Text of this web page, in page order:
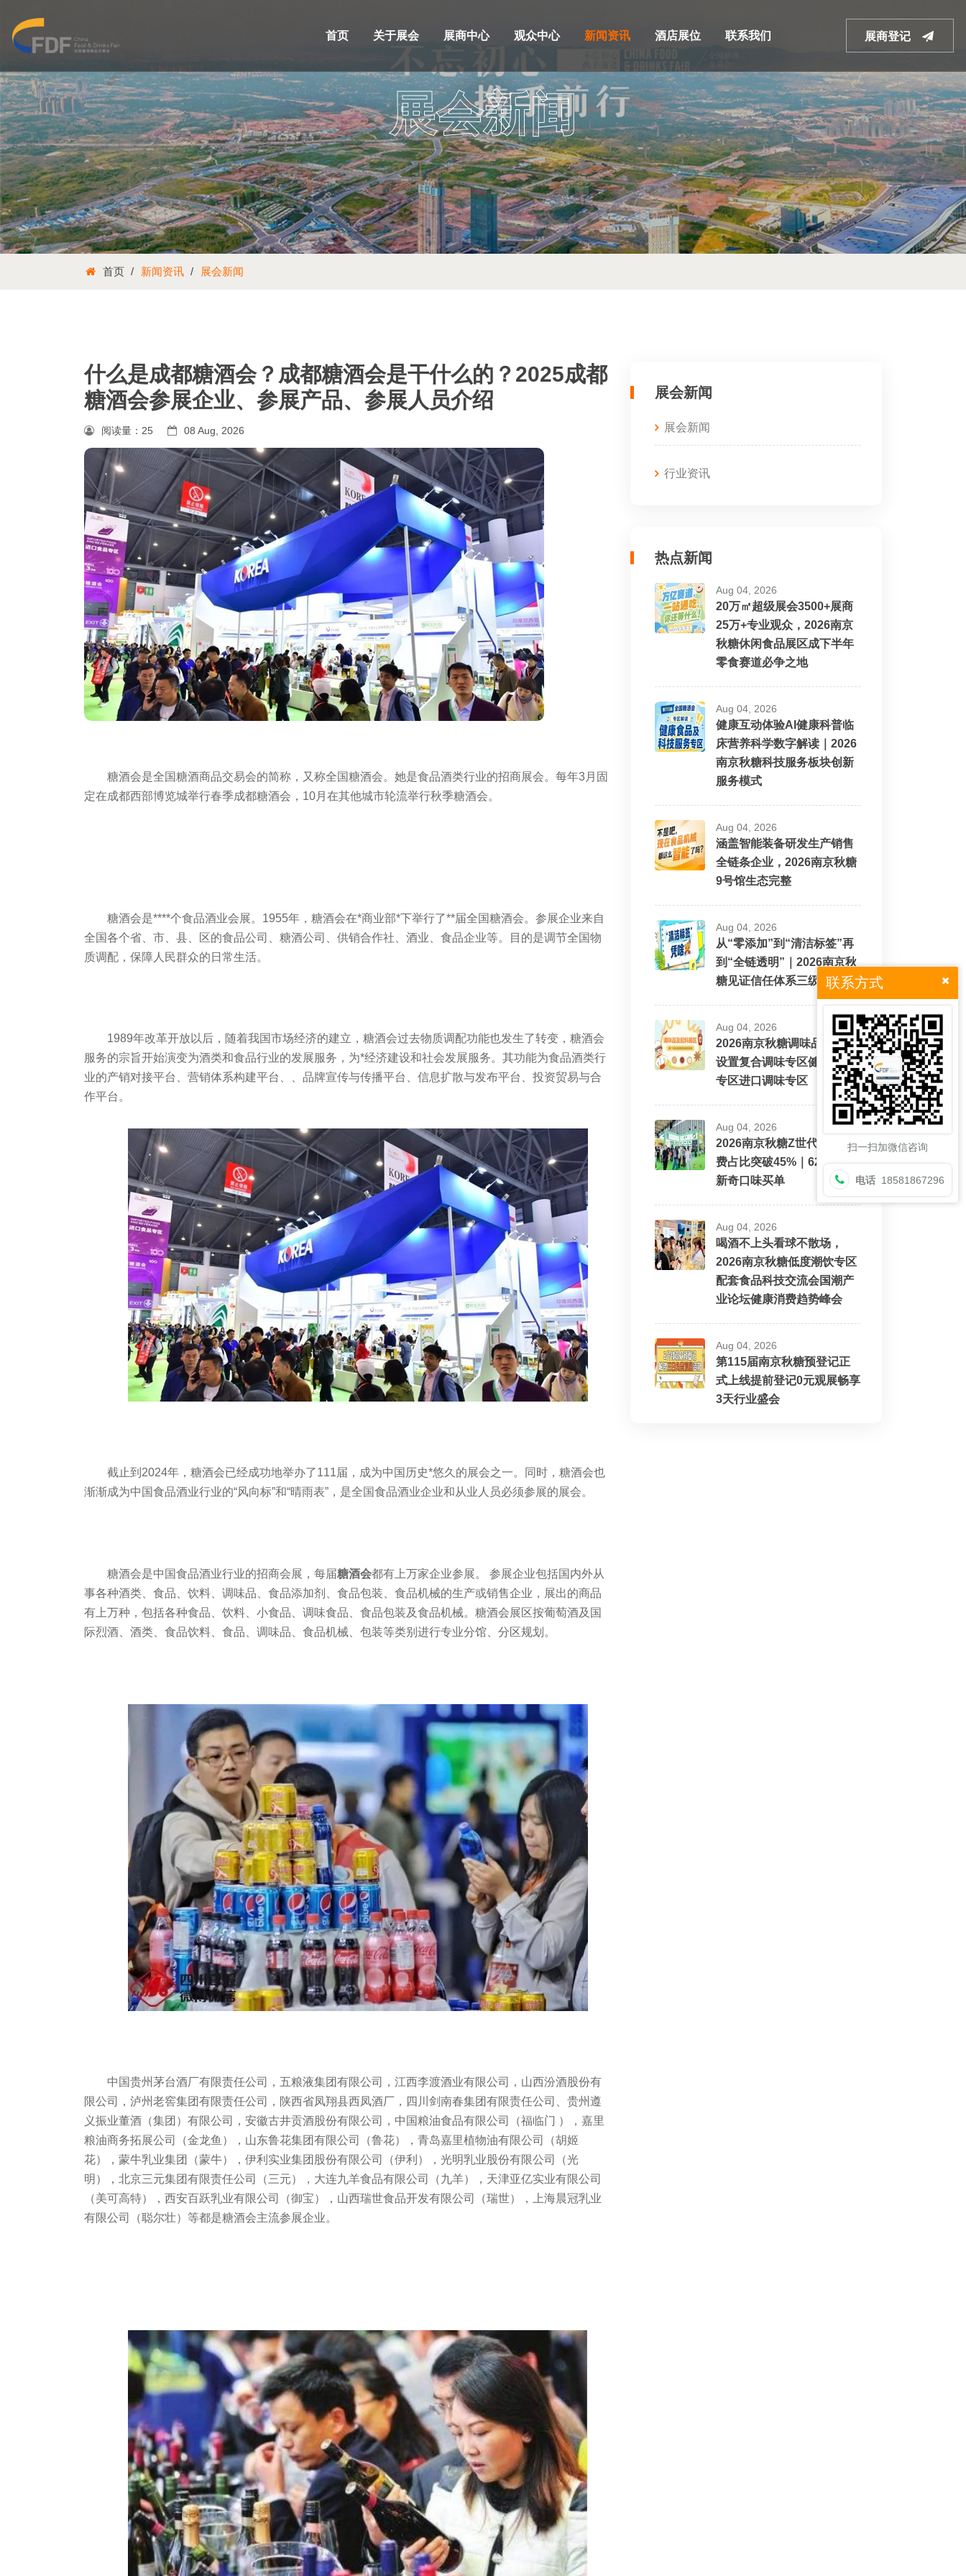
首页 关于展会 展商中心 观众中心 新闻资讯 酒店展位 联系我们 展商登记
展会新闻
首页 新闻资讯 展会新闻
什么是成都糖酒会？成都糖酒会是干什么的？2025成都
糖酒会参展企业、参展产品、参展人员介绍
阅读量： 25 08 Aug, 2026
糖酒会是全国糖酒商品交易会的简称，又称全国糖酒会。她是食品酒类行业的招商展会。每年3月固
定在成都西部博览城举行春季成都糖酒会 ，10月在其他城市轮流举行秋季糖酒会。
糖酒会是****个食品酒业会展。1955年，糖酒会在*商业部*下举行了**届全国糖酒会。参展企业来自
全国各个省、市、县、区的食品公司、糖酒公司、供销合作社、酒业、食品企业等。目的是调节全国物
质调配，保障人民群众的日常生活。
1989年改革开放以后，随着我国市场经济的建立，糖酒会过去物质调配功能也发生了转变，糖酒会
服务的宗旨开始演变为酒类和食品行业的发展服务，为*经济建设和社会发展服务。其功能为食品酒类行
业的产销对接平台、营销体系构建平台、、品牌宣传与传播平台、信息扩散与发布平台、投资贸易与合
作平台。
截止到2024年，糖酒会已经成功地举办了111届，成为中国历史*悠久的展会之一。同时，糖酒会也
渐渐成为中国食品酒业行业的“风向标”和“晴雨表”，是全国食品酒业企业和从业人员必须参展的展会。
糖酒会是中国食品酒业行业的招商会展， 每届糖酒会都有上万家企业参展。 参展企业包括国内外从
事各种酒类、食品、饮料、调味品、食品添加剂、食品包装、食品机械的生产或销售企业，展出的商品
有上万种，包括各种食品、饮料、小食品、调味食品、食品包装及食品机械。糖酒会展区按葡萄酒及国
际烈酒、酒类、食品饮料、食品、调味品、食品机械、包装等类别进行专业分馆、分区规划。
中国贵州茅台酒厂有限责任公司，五粮液集团有限公司，江西李渡酒业有限公司，山西汾酒股份有
限公司，泸州老窖集团有限责任公司，陕西省凤翔县西凤酒厂，四川剑南春集团有限责任公司、贵州遵
义振业董酒（集团）有限公司，安徽古井贡酒股份有限公司，中国粮油食品有限公司（福临门 ），嘉里
粮油商务拓展公司（金龙鱼），山东鲁花集团有限公司（鲁花），青岛嘉里植物油有限公司（胡姬
花），蒙牛乳业集团（蒙牛），伊利实业集团股份有限公司（伊利），光明乳业股份有限公司（光
明），北京三元集团有限责任公司（三元），大连九羊食品有限公司（九羊），天津亚亿实业有限公司
（美可高特），西安百跃乳业有限公司（御宝），山西瑞世食品开发有限公司（瑞世），上海晨冠乳业
有限公司（聪尔壮）等都是糖酒会主流参展企业。
展会新闻
展会新闻
行业资讯
热点新闻
Aug 04, 2026
20万㎡超级展会3500+展商
25万+专业观众，2026南京
秋糖休闲食品展区成下半年
零食赛道必争之地
Aug 04, 2026
健康互动体验AI健康科普临
床营养科学数字解读｜2026
南京秋糖科技服务板块创新
服务模式
Aug 04, 2026
涵盖智能装备研发生产销售
全链条企业，2026南京秋糖
9号馆生态完整
Aug 04, 2026
从“零添加”到“清洁标签”再
到“全链透明”｜2026南京秋
糖见证信任体系三级跳
Aug 04, 2026
2026南京秋糖调味品展区将
设置复合调味专区健康配料
专区进口调味专区
Aug 04, 2026
2026南京秋糖Z世代酒水消
费占比突破45%｜62%愿为
新奇口味买单
Aug 04, 2026
喝酒不上头看球不散场，
2026南京秋糖低度潮饮专区
配套食品科技交流会国潮产
业论坛健康消费趋势峰会
Aug 04, 2026
第115届南京秋糖预登记正
式上线提前登记0元观展畅享
3天行业盛会
联系方式
扫一扫加微信咨询
电话 18581867296